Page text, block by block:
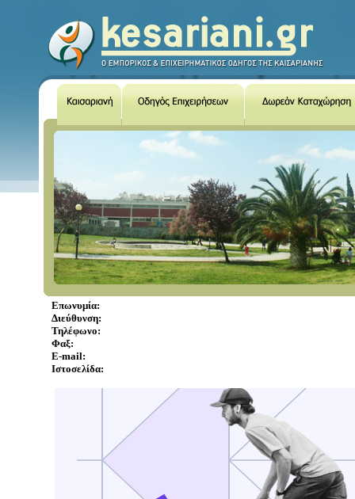
Επωνυμία:
Διεύθυνση:
Τηλέφωνο:
Φαξ:
E-mail:
Ιστοσελίδα: